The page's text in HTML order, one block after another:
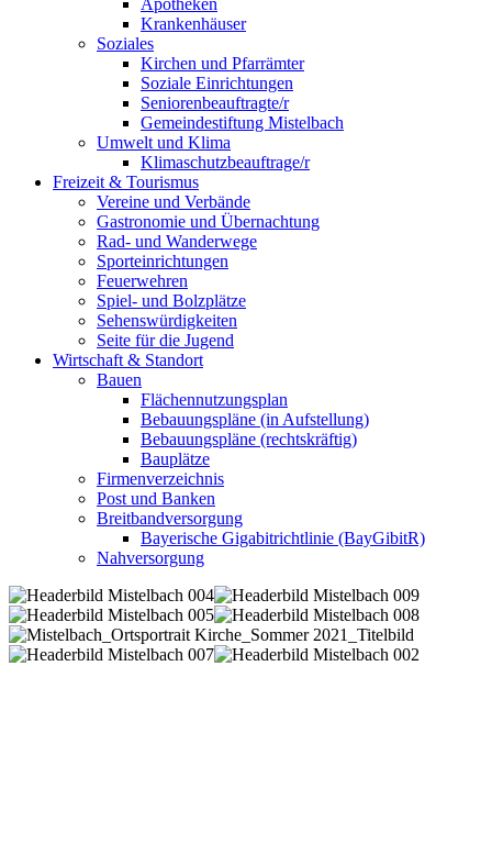
Apotheken
Krankenhäuser
Soziales
Kirchen und Pfarrämter
Soziale Einrichtungen
Seniorenbeauftragte/r
Gemeindestiftung Mistelbach
Umwelt und Klima
Klimaschutzbeauftrage/r
Freizeit & Tourismus
Vereine und Verbände
Gastronomie und Übernachtung
Rad- und Wanderwege
Sporteinrichtungen
Feuerwehren
Spiel- und Bolzplätze
Sehenswürdigkeiten
Seite für die Jugend
Wirtschaft & Standort
Bauen
Flächennutzungsplan
Bebauungspläne (in Aufstellung)
Bebauungspläne (rechtskräftig)
Bauplätze
Firmenverzeichnis
Post und Banken
Breitbandversorgung
Bayerische Gigabitrichtlinie (BayGibitR)
Nahversorgung